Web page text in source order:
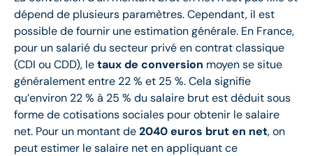
dépend de plusieurs paramètres. Cependant, il est
possible de fournir une estimation générale. En France,
pour un salarié du secteur privé en contrat classique
(CDI ou CDD), letaux de conversion moyen se situe
généralement entre 22 % et 25 %. Cela signifie
qu’environ 22 % à 25 % du salaire brut est déduit sous
forme de cotisations sociales pour obtenir le salaire
net. Pour un montant de2040 euros brut en net, on
peut estimer le salaire net en appliquant ce